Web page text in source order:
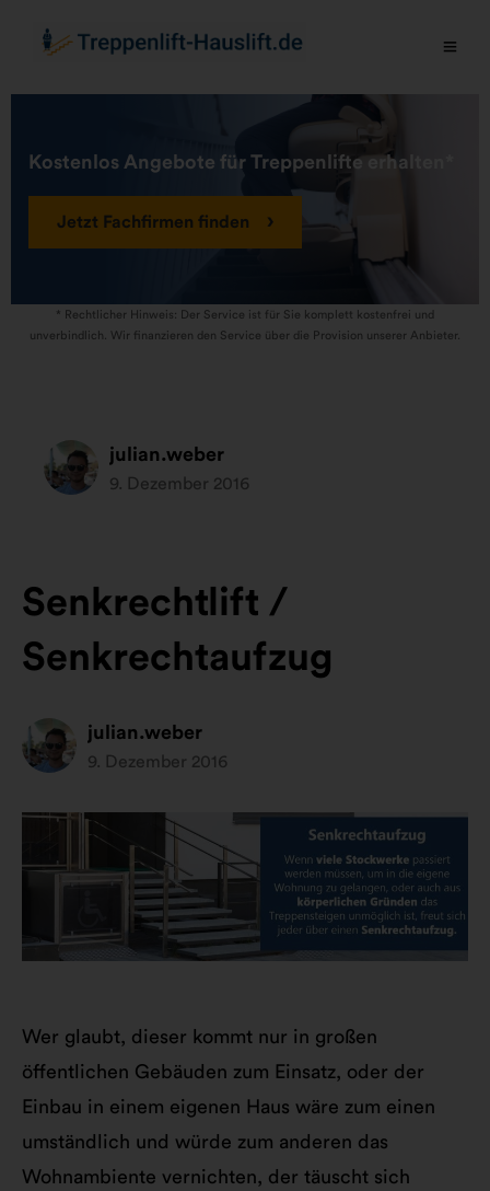
Kostenlos Angebote für Treppenlifte erhalten*
Jetzt Fachfirmen finden
* Rechtlicher Hinweis: Der Service ist für Sie komplett kostenfrei und
unverbindlich. Wir finanzieren den Service über die Provision unserer Anbieter.
julian.weber
9. Dezember 2016
Senkrechtlift /
Senkrechtaufzug
julian.weber
9. Dezember 2016
Wer glaubt, dieser kommt nur in großen
öffentlichen Gebäuden zum Einsatz, oder der
Einbau in einem eigenen Haus wäre zum einen
umständlich und würde zum anderen das
Wohnambiente vernichten, der täuscht sich